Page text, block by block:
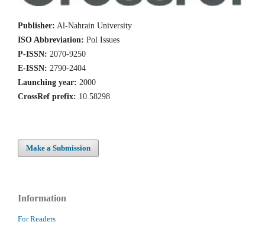
Publisher: Al-Nahrain University
ISO Abbreviation: Pol Issues
P-ISSN: 2070-9250
E-ISSN: 2790-2404
Launching year: 2000
CrossRef prefix: 10.58298
Make a Submission
Information
For Readers